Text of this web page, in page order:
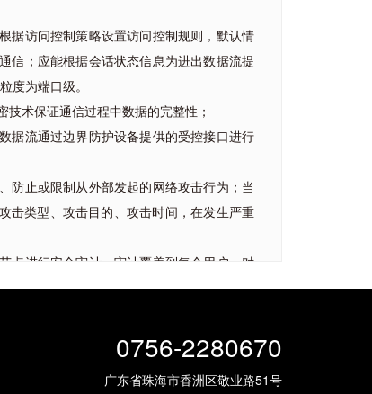
据访问控制策略设置访问控制规则，默认情
信；应能根据会话状态信息为进出数据流提
度为端口级。
术保证通信过程中数据的完整性；
据流通过边界防护设备提供的受控接口进行
防止或限制从外部发起的网络攻击行为；当
击类型、攻击目的、攻击时间，在发生严重
点进行安全审计，审计覆盖到每个用户，对
计。
策略，并要求配置到具体的端口；
0756-2280670
广东省珠海市香洲区敬业路51号